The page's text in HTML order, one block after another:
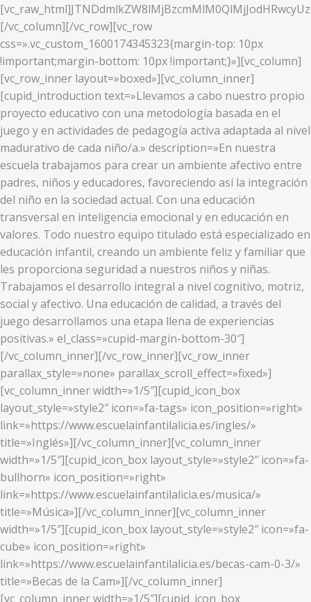
[/vc_column][/vc_row][vc_row
css=».vc_custom_1600174345323{margin-top: 10px
!important;margin-bottom: 10px !important;}»][vc_column]
[vc_row_inner layout=»boxed»][vc_column_inner]
[cupid_introduction text=»Llevamos a cabo nuestro propio
proyecto educativo con una metodología basada en el
juego y en actividades de pedagogía activa adaptada al nivel
madurativo de cada niño/a.» description=»En nuestra
escuela trabajamos para crear un ambiente afectivo entre
padres, niños y educadores, favoreciendo así la integración
del niño en la sociedad actual. Con una educación
transversal en inteligencia emocional y en educación en
valores. Todo nuestro equipo titulado está especializado en
educación infantil, creando un ambiente feliz y familiar que
les proporciona seguridad a nuestros niños y niñas.
Trabajamos el desarrollo integral a nivel cognitivo, motriz,
social y afectivo. Una educación de calidad, a través del
juego desarrollamos una etapa llena de experiencias
positivas.» el_class=»cupid-margin-bottom-30″]
[/vc_column_inner][/vc_row_inner][vc_row_inner
parallax_style=»none» parallax_scroll_effect=»fixed»]
[vc_column_inner width=»1/5″][cupid_icon_box
layout_style=»style2″ icon=»fa-tags» icon_position=»right»
link=»https://www.escuelainfantilalicia.es/ingles/»
title=»Inglés»][/vc_column_inner][vc_column_inner
width=»1/5″][cupid_icon_box layout_style=»style2″ icon=»fa-
bullhorn» icon_position=»right»
link=»https://www.escuelainfantilalicia.es/musica/»
title=»Música»][/vc_column_inner][vc_column_inner
width=»1/5″][cupid_icon_box layout_style=»style2″ icon=»fa-
cube» icon_position=»right»
link=»https://www.escuelainfantilalicia.es/becas-cam-0-3/»
title=»Becas de la Cam»][/vc_column_inner]
[vc_column_inner width=»1/5″][cupid_icon_box